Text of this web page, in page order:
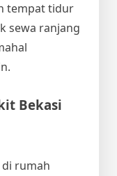
tempat tidur
sewa ranjang
Bekasi
rumah